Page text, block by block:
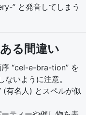
” と発音してしまう
る間違い
“cel-e-bra-tion” を
いように注意。
(有名人) とスペルが似